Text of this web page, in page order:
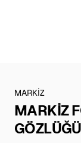
MARKİZ
MARKİZ
GÖZLÜĞÜ